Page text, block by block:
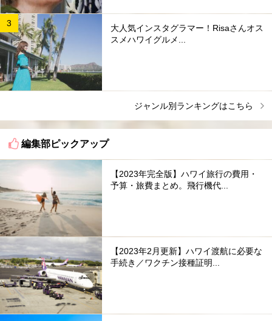
大人気インスタグラマー！Risaさんオス
スメハワイグルメ...
ジャンル別ランキングはこちら
編集部ピックアップ
【2023年完全版】ハワイ旅行の費用・
予算・旅費まとめ。飛行機代...
【2023年2月更新】ハワイ渡航に必要な
手続き／ワクチン接種証明...